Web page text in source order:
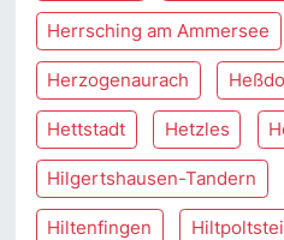
Herrsching am Ammersee
Herzogenaurach
Hettstadt Hetzles
Hilgertshausen-Tandern
Hiltenfingen